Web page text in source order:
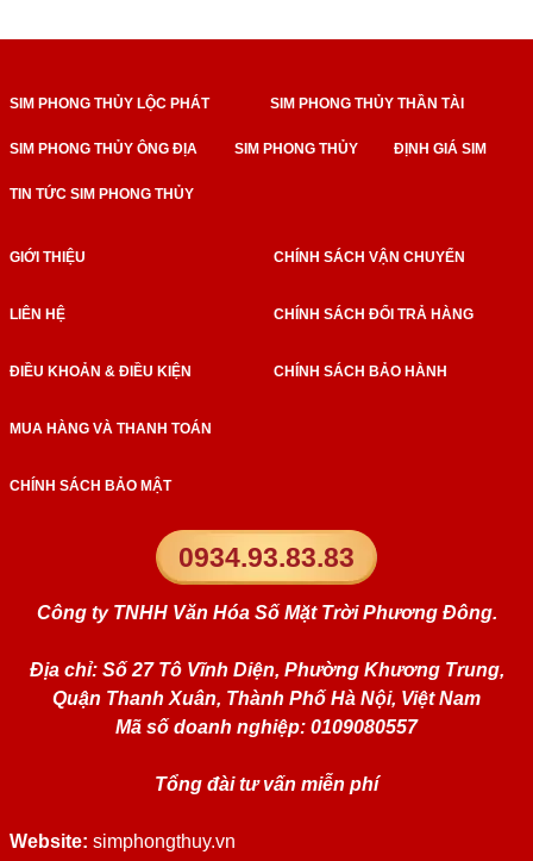
SIM PHONG THỦY LỘC PHÁT SIM PHONG THỦY THẦN TÀI
SIM PHONG THỦY ÔNG ĐỊA SIM PHONG THỦY ĐỊNH GIÁ SIM
TIN TỨC SIM PHONG THỦY
Website: simphongthuy.vn
0934.93.83.83
Công ty TNHH Văn Hóa Số Mặt Trời Phương Đông.
Địa chỉ: Số 27 Tô Vĩnh Diện, Phường Khương Trung,
Quận Thanh Xuân, Thành Phố Hà Nội, Việt Nam
Mã số doanh nghiệp: 0109080557
Tổng đài tư vấn miễn phí
GIỚI THIỆU
LIÊN HỆ
ĐIỀU KHOẢN & ĐIỀU KIỆN
MUA HÀNG VÀ THANH TOÁN
CHÍNH SÁCH BẢO MẬT
CHÍNH SÁCH VẬN CHUYỂN
CHÍNH SÁCH ĐỔI TRẢ HÀNG
CHÍNH SÁCH BẢO HÀNH